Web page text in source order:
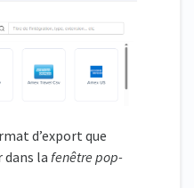
d’export que
dans la fenêtre pop-